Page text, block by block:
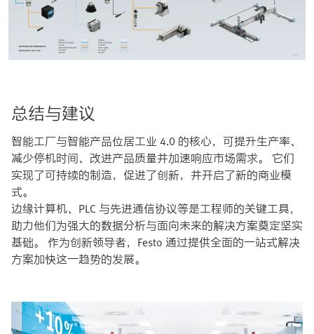
总结与建议
智能工厂与智能产品位居工业 4.0 的核心，可提升生产率、
减少停机时间、改进产品质量并加速响应市场需求。 它们
实现了可持续的制造，促进了创新，并开启了新的商业模
式。
边缘计算机、PLC 与先进通信协议等是工程师的关键工具，
助力他们为强大的数据分析与面向未来的解决方案奠定坚实
基础。 作为创新领导者，Festo 通过提供全面的一站式解决
方案加快这一趋势的发展。